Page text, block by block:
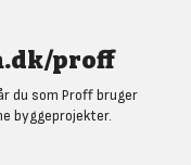
proff
du som Proff bruger
byggeprojekter.